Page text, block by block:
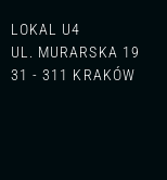
LOKAL U4
UL. MURARSKA 19
31 - 311 KRAKÓW